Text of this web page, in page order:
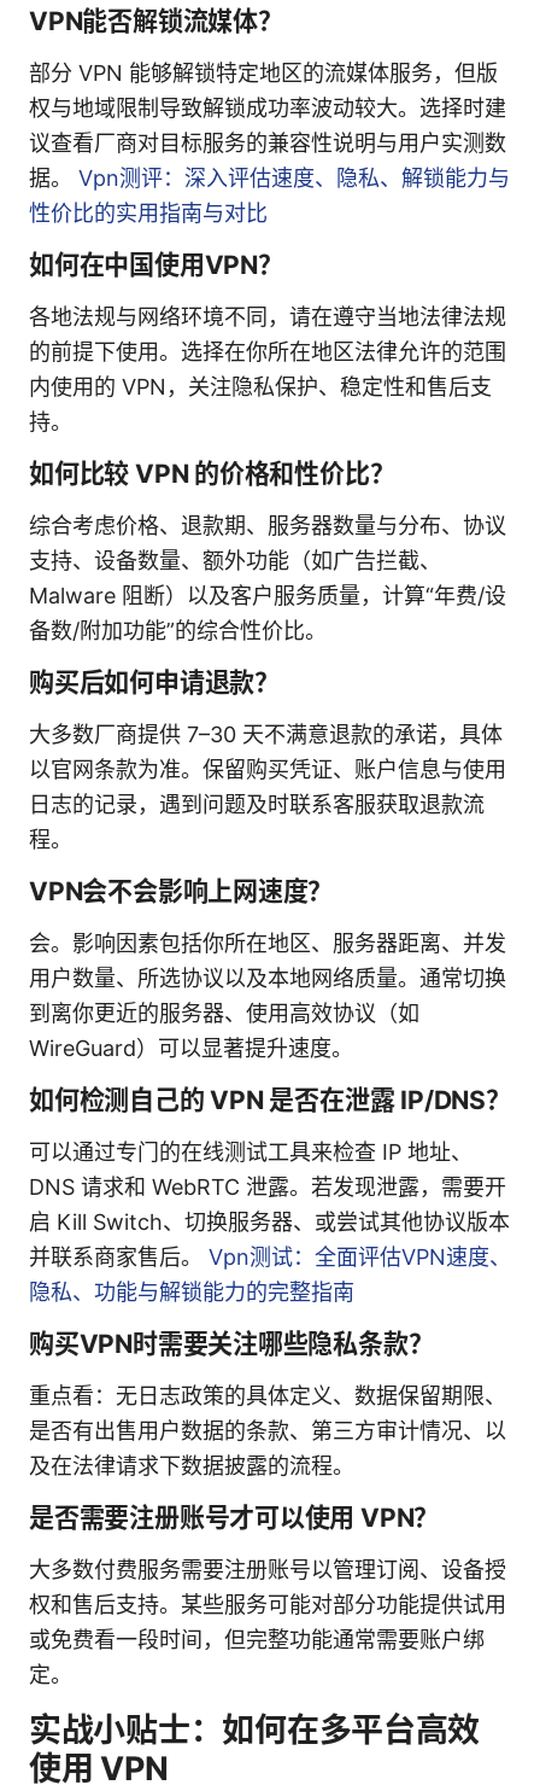
VPN能否解锁流媒体？
部分 VPN 能够解锁特定地区的流媒体服务，但版
权与地域限制导致解锁成功率波动较大。选择时建
议查看厂商对目标服务的兼容性说明与用户实测数
据。 Vpn测评：深入评估速度、隐私、解锁能力与
性价比的实用指南与对比
如何在中国使用VPN？
各地法规与网络环境不同，请在遵守当地法律法规
的前提下使用。选择在你所在地区法律允许的范围
内使用的 VPN，关注隐私保护、稳定性和售后支
持。
如何比较 VPN 的价格和性价比？
综合考虑价格、退款期、服务器数量与分布、协议
支持、设备数量、额外功能（如广告拦截、
Malware 阻断）以及客户服务质量，计算“年费/设
备数/附加功能”的综合性价比。
购买后如何申请退款？
大多数厂商提供 7–30 天不满意退款的承诺，具体
以官网条款为准。保留购买凭证、账户信息与使用
日志的记录，遇到问题及时联系客服获取退款流
程。
VPN会不会影响上网速度？
会。影响因素包括你所在地区、服务器距离、并发
用户数量、所选协议以及本地网络质量。通常切换
到离你更近的服务器、使用高效协议（如
WireGuard）可以显著提升速度。
如何检测自己的 VPN 是否在泄露 IP/DNS？
可以通过专门的在线测试工具来检查 IP 地址、
DNS 请求和 WebRTC 泄露。若发现泄露，需要开
启 Kill Switch、切换服务器、或尝试其他协议版本
并联系商家售后。 Vpn测试：全面评估VPN速度、
隐私、功能与解锁能力的完整指南
购买VPN时需要关注哪些隐私条款？
重点看：无日志政策的具体定义、数据保留期限、
是否有出售用户数据的条款、第三方审计情况、以
及在法律请求下数据披露的流程。
是否需要注册账号才可以使用 VPN？
大多数付费服务需要注册账号以管理订阅、设备授
权和售后支持。某些服务可能对部分功能提供试用
或免费看一段时间，但完整功能通常需要账户绑
定。
实战小贴士：如何在多平台高效
使用 VPN